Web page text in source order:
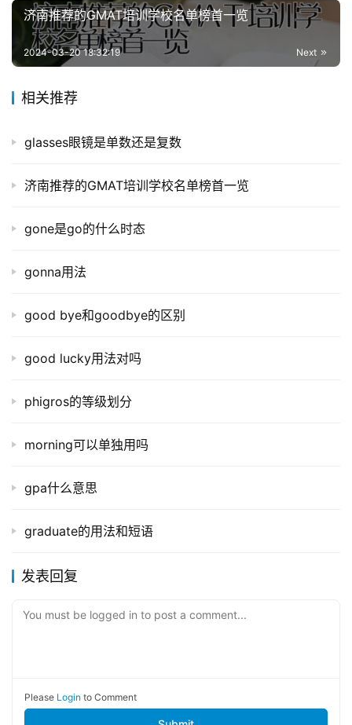
济南推荐的GMAT培训学校名单榜首一览
Next
2024-03-20 18:32:19
相关推荐
glasses眼镜是单数还是复数
济南推荐的GMAT培训学校名单榜首一览
gone是go的什么时态
gonna用法
good bye和goodbye的区别
good lucky用法对吗
phigros的等级划分
morning可以单独用吗
gpa什么意思
graduate的用法和短语
发表回复
You must be logged in to post a comment...
Please Login to Comment